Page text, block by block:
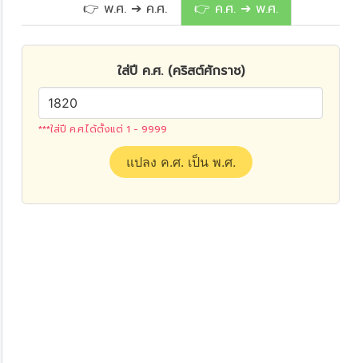
👉 พ.ศ. ➔ ค.ศ. 👉 ค.ศ. ➔ พ.ศ.
ใส่ปี ค.ศ. (คริสต์ศักราช)
***ใส่ปี ค.ศ.ได้ตั้งแต่ 1 - 9999
แปลง ค.ศ. เป็น พ.ศ.